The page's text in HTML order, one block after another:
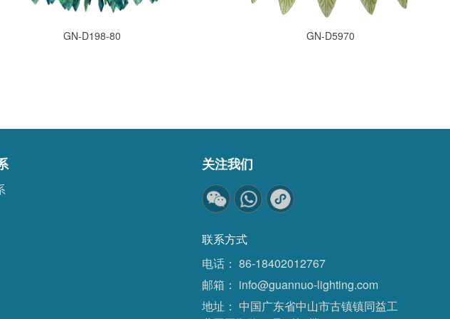
GN-D198-80 GN-D5970
关注我们
联系方式
电话： 86-18402012767
邮箱： info@guannuo-lighting.com
地址： 中国广东省中山市古镇镇同益工